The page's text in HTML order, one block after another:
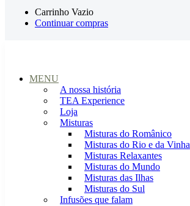
Carrinho Vazio
Continuar compras
MENU
A nossa história
TEA Experience
Loja
Misturas
Misturas do Românico
Misturas do Rio e da Vinha
Misturas Relaxantes
Misturas do Mundo
Misturas das Ilhas
Misturas do Sul
Infusões que falam